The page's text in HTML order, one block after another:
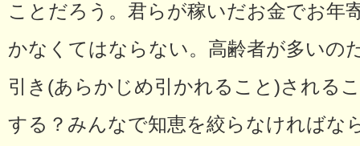
ことだろう。君らが稼いだお金でお年
かなくてはならない。高齢者が多いの
引き(あらかじめ引かれること)される
する？みんなで知恵を絞らなければ